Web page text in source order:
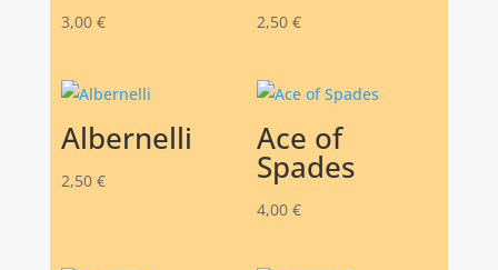
3,00 € 2,50 €
Albernelli
2,50 €
Ace of
Spades
4,00 €